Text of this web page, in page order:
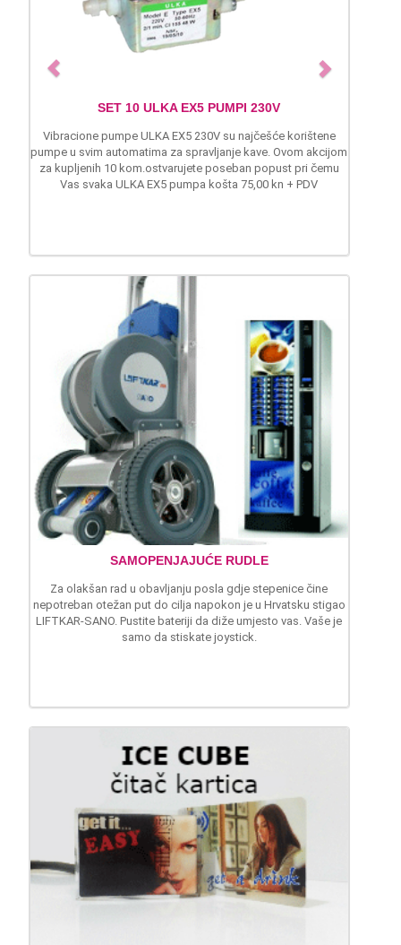
EX5 PUMPI 230V
EX5 230V su najčešće korištene
za spravljanje kave. Ovom akcijom
poseban popust pri čemu
pumpa košta 75,00 kn + PDV
SET LAVAZZA EP APARAT I
Lavazza brand se dokazao ne
kavom već i sa vrlo kvalitetnim
za kavu.Aparat za kavu EP MINI
jednostavnost i dugovječnost u
s
SAMOPENJAJUĆE RUDLE
Za olakšan rad u obavljanju posla gdje stepenice čine
nepotreban otežan put do cilja napokon je u Hrvatsku stigao
LIFTKAR-SANO. Pustite bateriji da diže umjesto vas. Vaše je
samo da stiskate joystick.